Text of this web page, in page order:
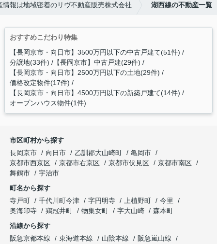
情報は地域密着のリヴ不動産販売株式会社 湖西線の不動産一覧
おすすめこだわり特集
【長岡京市・向日市】3500万円以下の中古戸建て(51件)
分譲地(33件) 【長岡京市】中古戸建(29件)
【長岡京市・向日市】2500万円以下の土地(29件)
価格改定物件(17件)
【長岡京市・向日市】4500万円以下の新築戸建て(14件)
オープンハウス物件(1件)
市区町村から探す
長岡京市
向日市 乙訓郡大山崎町
亀岡市
京都市西京区
京都市右京区 京都市伏見区
京都市南区
舞鶴市
宇治市
町名から探す
寺戸町
千代川町今津 字円明寺 上植野町
今里
奥海印寺
鶏冠井町 物集女町 字大山崎
森本町
沿線から探す
阪急京都本線
東海道本線 山陰本線
阪急嵐山線